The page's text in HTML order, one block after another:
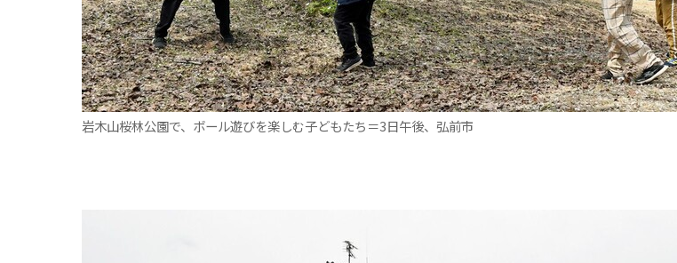
岩木山桜林公園で、ボール遊びを楽しむ子どもたち＝3日午後、弘前市